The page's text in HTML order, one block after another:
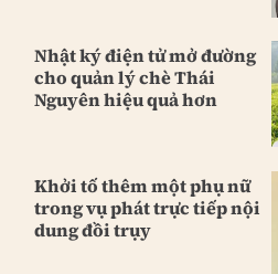
Nhật ký điện tử mở đường
cho quản lý chè Thái
Nguyên hiệu quả hơn
Khởi tố thêm một phụ nữ
trong vụ phát trực tiếp nội
dung đồi trụy